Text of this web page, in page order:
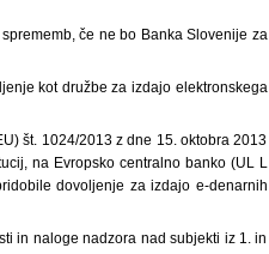
če ne bo Banka Slovenije za
kot družbe za izdajo elektronskega
št. 1024/2013 z dne 15. oktobra 2013
na Evropsko centralno banko (UL L
dovoljenje za izdajo e-denarnih
in naloge nadzora nad subjekti iz 1. in